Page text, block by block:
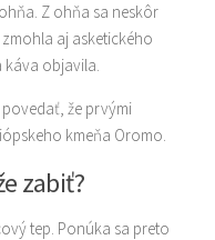
Z ohňa sa neskôr
aj asketického
káva objavila.
že prvými
kmeňa Oromo.
zabiť?
tep. Ponúka sa preto